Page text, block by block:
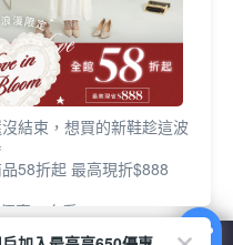
查看全部
學 | 時髦跟鞋
cookie 方式之詳情，及若您不希
結束，想買的新鞋趁這波
58折起 最高現折$888
惠一次看
物最高10%回饋